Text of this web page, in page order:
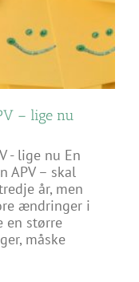
– lige nu
- lige nu En
APV – skal
år, men
ændringer i
en større
måske